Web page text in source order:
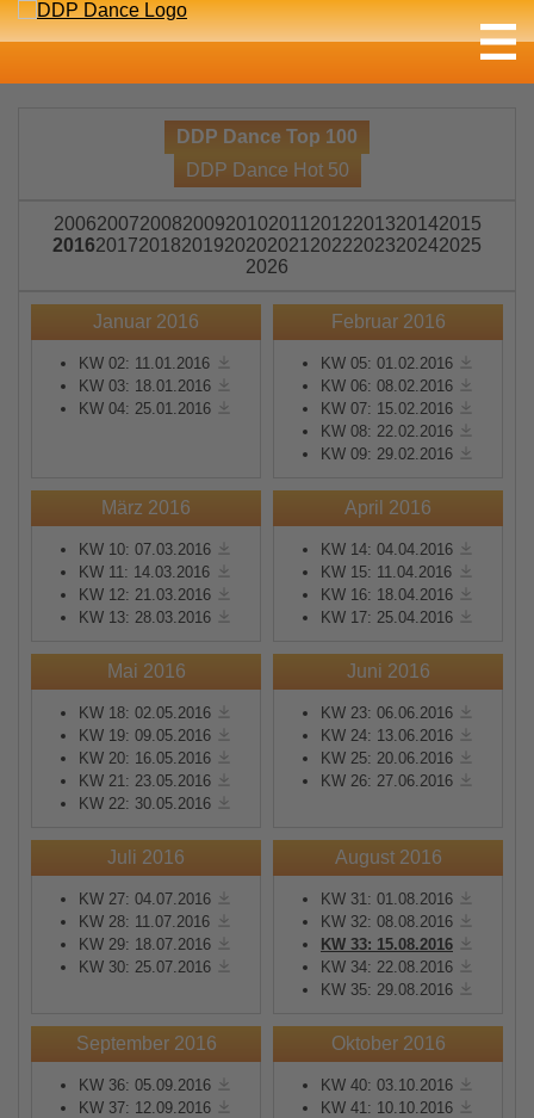
DDP Dance Top 100
DDP Dance Hot 50
200620072008200920102011 2012201320142015
201620172018201920202021 2022202320242025
2026
Januar 2016
KW 02: 11.01.2016
KW 03: 18.01.2016
KW 04: 25.01.2016
Februar 2016
KW 05: 01.02.2016
KW 06: 08.02.2016
KW 07: 15.02.2016
KW 08: 22.02.2016
KW 09: 29.02.2016
März 2016
KW 10: 07.03.2016
KW 11: 14.03.2016
KW 12: 21.03.2016
KW 13: 28.03.2016
April 2016
KW 14: 04.04.2016
KW 15: 11.04.2016
KW 16: 18.04.2016
KW 17: 25.04.2016
Mai 2016
KW 18: 02.05.2016
KW 19: 09.05.2016
KW 20: 16.05.2016
KW 21: 23.05.2016
KW 22: 30.05.2016
Juni 2016
KW 23: 06.06.2016
KW 24: 13.06.2016
KW 25: 20.06.2016
KW 26: 27.06.2016
Juli 2016
KW 27: 04.07.2016
KW 28: 11.07.2016
KW 29: 18.07.2016
KW 30: 25.07.2016
August 2016
KW 31: 01.08.2016
KW 32: 08.08.2016
KW 33: 15.08.2016
KW 34: 22.08.2016
KW 35: 29.08.2016
September 2016
KW 36: 05.09.2016
KW 37: 12.09.2016
Oktober 2016
KW 40: 03.10.2016
KW 41: 10.10.2016